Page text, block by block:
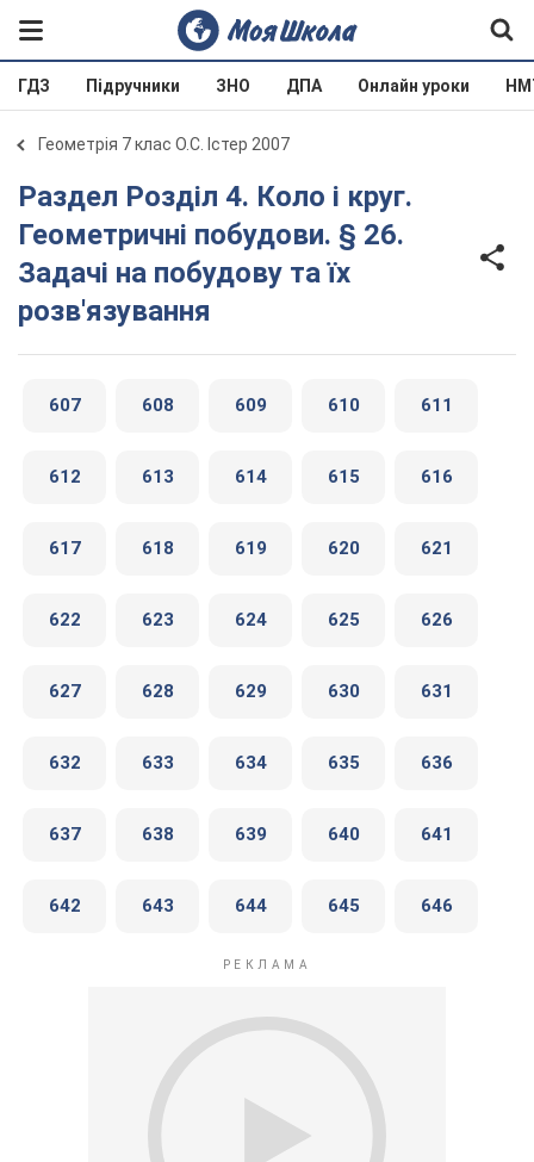
ГДЗ Підручники ЗНО ДПА Онлайн уроки
Геометрія 7 клас О.С. Істер 2007
Раздел Розділ 4. Коло і круг.
Геометричні побудови. § 26.
Задачі на побудову та їх
розв'язування
607 608 609 610 611
612 613 614 615 616
617 618 619 620 621
622 623 624 625 626
627 628 629 630 631
632 633 634 635 636
637 638 639 640 641
642 643 644 645 646